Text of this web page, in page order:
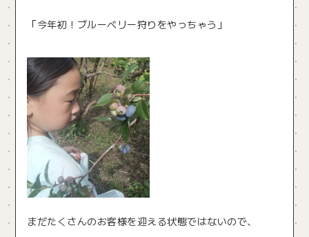
「今年初！ブルーベリー狩りをやっちゃう」
まだたくさんのお客様を迎える状態ではないので、